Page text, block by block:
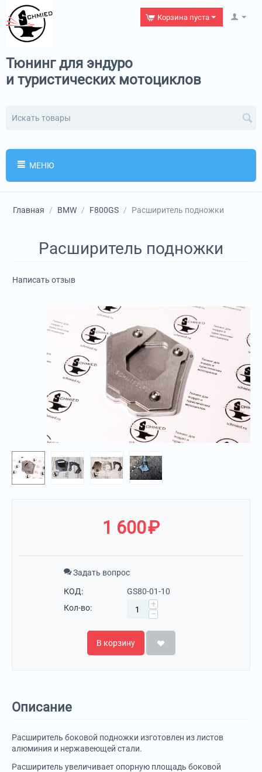
Корзина пуста
Тюнинг для эндуро
и туристических мотоциклов
МЕНЮ
Главная / BMW / F800GS / Расширитель подножки
Расширитель подножки
Написать отзыв
1 600₽
Задать вопрос
КОД:
GS80-01-10
Кол-во:
+
−
В корзину
Описание
Расширитель боковой подножки изготовлен из листов
алюминия и нержавеющей стали.
Расширитель увеличивает опорную площадь боковой